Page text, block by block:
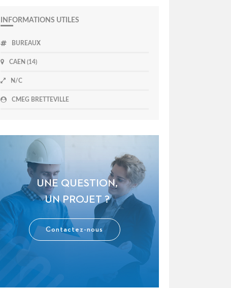
INFORMATIONS UTILES
BUREAUX
CAEN (14)
N/C
CMEG BRETTEVILLE
UNE QUESTION,
UN PROJET ?
Contactez-nous